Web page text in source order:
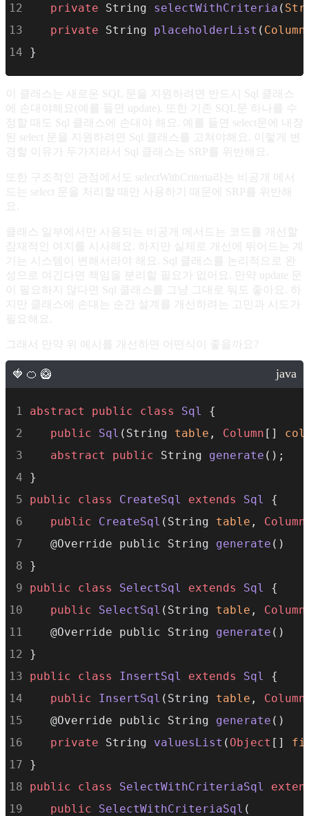
private String selectWithCriteria (
private String placeholderList ( Column
}
이 클래스는 새로운 SQL 문을 지원하려면 반드시 Sql 클래스
에 손대야해요(예를 들면 update). 또한 기존 SQL문 하나를 수
정할 때도 Sql 클래스에 손대야 해요. 예를 들면 select문에 내장
된 select 문을 지원하려면 Sql 클래스를 고쳐야해요. 이렇게 변
경할 이유가 두가지라서 Sql 클래스는 SRP를 위반해요.
또한 구조적인 관점에서도 selectWithCriteria라는 비공개 메서
드는 select 문을 처리할 때만 사용하기 때문에 SRP를 위반해
요.
클래스 일부에서만 사용되는 비공개 메서드는 코드를 개선할
잠재적인 여지를 시사해요. 하지만 실제로 개선에 뛰어드는 계
기는 시스템이 변해서라야 해요. Sql 클래스를 논리적으로 완
성으로 여긴다면 책임을 분리할 필요가 없어요. 만약 update 문
이 필요하지 않다면 Sql 클래스를 그냥 그대로 둬도 좋아요. 하
지만 클래스에 손대는 순간 설계를 개선하려는 고민과 시도가
필요해요.
그래서 만약 위 예시를 개선하면 어떤식이 좋을까요?
abstract public class Sql
{
public
Sql (String table , Column []
abstract
public String generate ();
}
public
class CreateSql extends Sql
{
public
CreateSql (String table , Column
   @Override public String
generate ()
}
public
class SelectSql extends Sql
{
public
SelectSql (String table , Column
   @Override public String
generate ()
}
public
class InsertSql extends Sql
{
public
InsertSql (String table , Column
   @Override public String
generate ()
private String valuesList ( Object []
}
public
class SelectWithCriteriaSql
public
SelectWithCriteriaSql (